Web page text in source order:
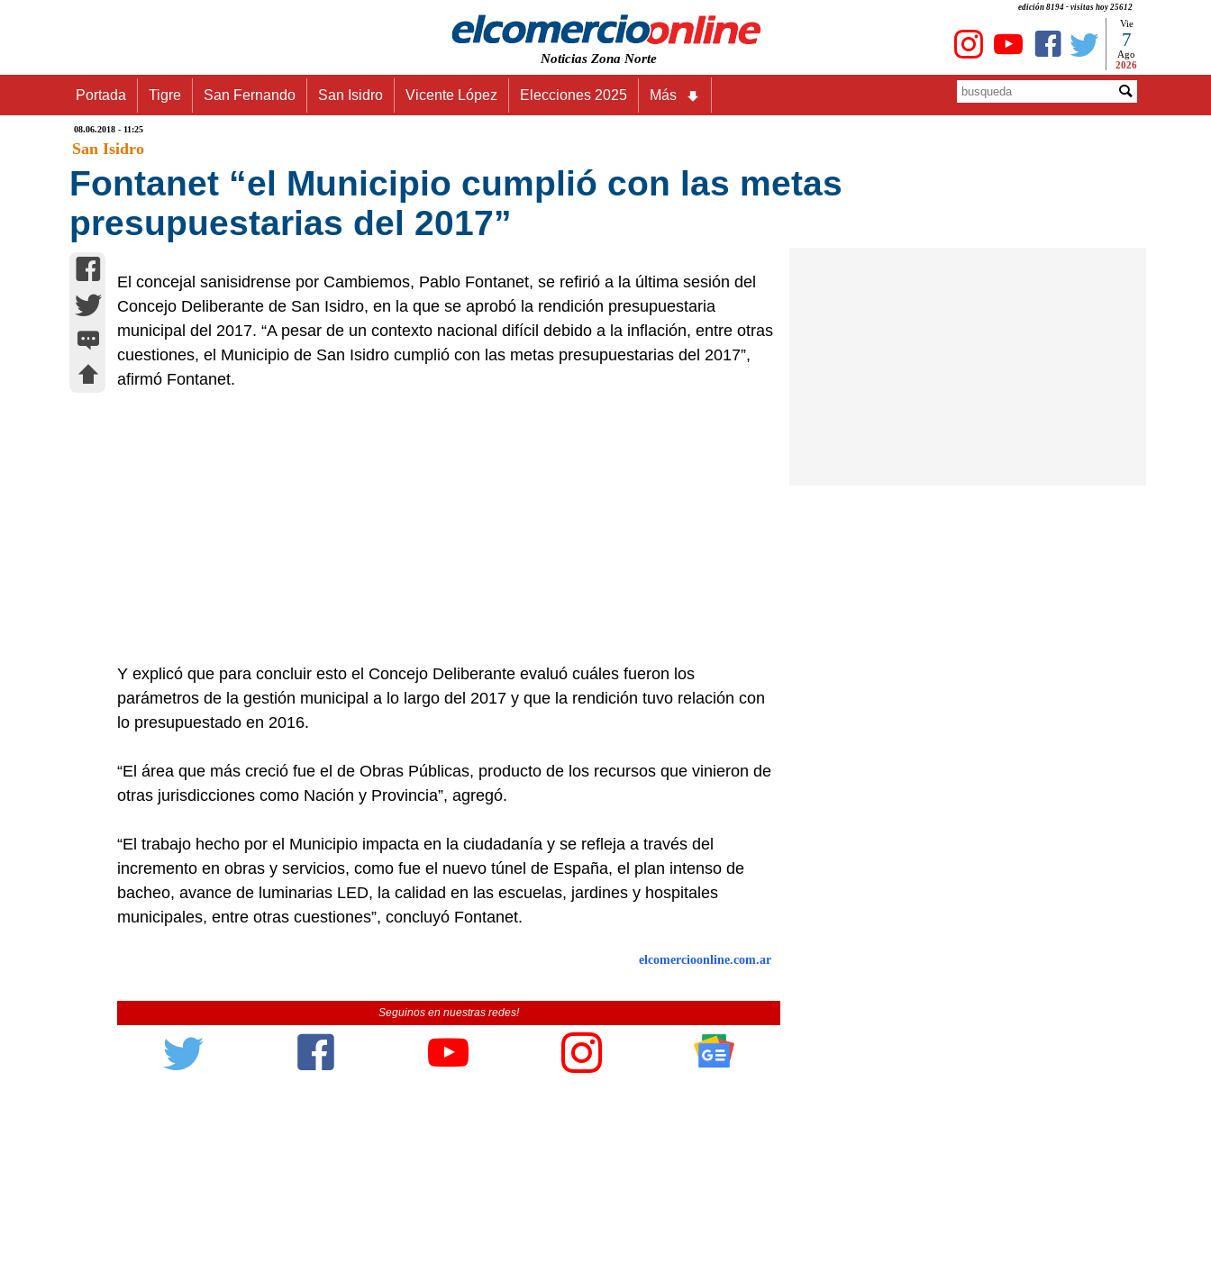
edición 8194 - visitas hoy 25612
Noticias Zona Norte
Vie
7
Ago
2026
Portada Tigre San Fernando San Isidro Vicente López Elecciones 2025 Más
08.06.2018 - 11:25
San Isidro
Fontanet “el Municipio cumplió con las metas
presupuestarias del 2017”
El concejal sanisidrense por Cambiemos, Pablo Fontanet, se refirió a la última sesión del
Concejo Deliberante de San Isidro, en la que se aprobó la rendición presupuestaria
municipal del 2017. “A pesar de un contexto nacional difícil debido a la inflación, entre otras
cuestiones, el Municipio de San Isidro cumplió con las metas presupuestarias del 2017”,
afirmó Fontanet.
Y explicó que para concluir esto el Concejo Deliberante evaluó cuáles fueron los
parámetros de la gestión municipal a lo largo del 2017 y que la rendición tuvo relación con
lo presupuestado en 2016.
“El área que más creció fue el de Obras Públicas, producto de los recursos que vinieron de
otras jurisdicciones como Nación y Provincia”, agregó.
“El trabajo hecho por el Municipio impacta en la ciudadanía y se refleja a través del
incremento en obras y servicios, como fue el nuevo túnel de España, el plan intenso de
bacheo, avance de luminarias LED, la calidad en las escuelas, jardines y hospitales
municipales, entre otras cuestiones”, concluyó Fontanet.
elcomercioonline.com.ar
Seguinos en nuestras redes!